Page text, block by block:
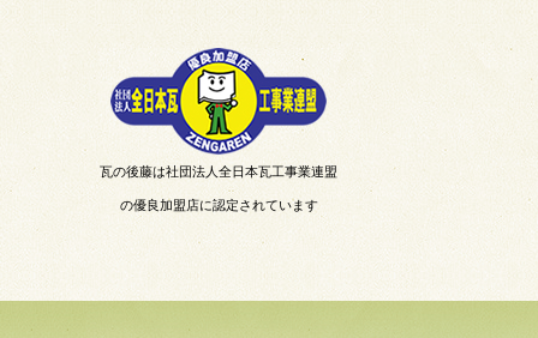
瓦の後藤は社団法人全日本瓦工事業連盟
の優良加盟店に認定されています